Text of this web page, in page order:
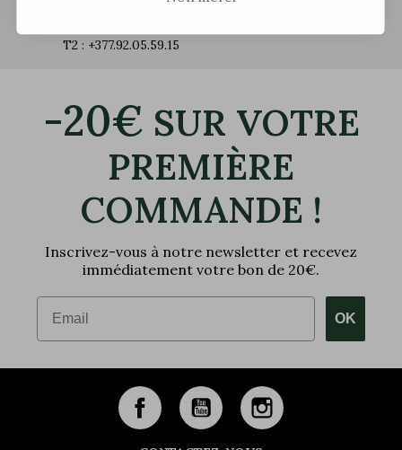
Appel gratuit, à votre écoute du lundi au jeudi 8h30 -
T2 : +377.92.05.59.15
-20€ SUR VOTRE
PREMIÈRE
COMMANDE !
Inscrivez-vous à notre newsletter et recevez
immédiatement votre bon de 20€.
Email
OK